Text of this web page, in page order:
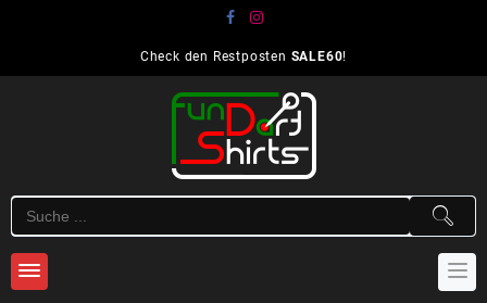
Check den Restposten SALE60!